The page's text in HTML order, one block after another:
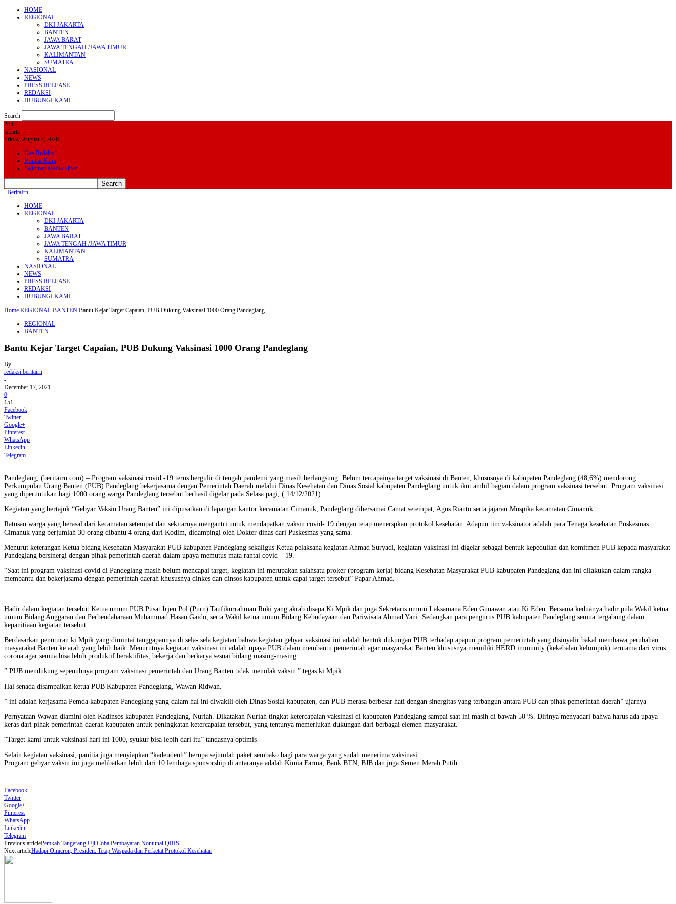
HOME
REGIONAL
DKI JAKARTA
BANTEN
JAWA BARAT
JAWA TENGAH /JAWA TIMUR
KALIMANTAN
SUMATRA
NASIONAL
NEWS
PRESS RELEASE
REDAKSI
HUBUNGI KAMI
Search
28 C
jakarta
Friday, August 7, 2026
Box Redaksi
Kontak Kami
Pedoman Media Siber
BeritaIrn
HOME
REGIONAL
DKI JAKARTA
BANTEN
JAWA BARAT
JAWA TENGAH /JAWA TIMUR
KALIMANTAN
SUMATRA
NASIONAL
NEWS
PRESS RELEASE
REDAKSI
HUBUNGI KAMI
Home REGIONAL BANTEN Bantu Kejar Target Capaian, PUB Dukung Vaksinasi 1000 Orang Pandeglang
REGIONAL
BANTEN
Bantu Kejar Target Capaian, PUB Dukung Vaksinasi 1000 Orang Pandeglang
By
redaksi beritairn
-
December 17, 2021
0
151
Facebook
Twitter
Google+
Pinterest
WhatsApp
Linkedin
Telegram
Pandeglang, (beritairn.com) – Program vaksinasi covid -19 terus bergulir di tengah pandemi yang masih berlangsung. Belum tercapainya target vaksinasi di Banten, khususnya di kabupaten Pandeglang (48,6%) mendorong
Perkumpulan Urang Banten (PUB) Pandeglang bekerjasama dengan Pemerintah Daerah melalui Dinas Kesehatan dan Dinas Sosial kabupaten Pandeglang untuk ikut ambil bagian dalam program vaksinasi tersebut. Program vaksinasi
yang diperuntukan bagi 1000 orang warga Pandeglang tersebut berhasil digelar pada Selasa pagi, ( 14/12/2021).
Kegiatan yang bertajuk “Gebyar Vaksin Urang Banten” ini dipusatkan di lapangan kantor kecamatan Cimanuk, Pandeglang dibersamai Camat setempat, Agus Rianto serta jajaran Muspika kecamatan Cimanuk.
Ratusan warga yang berasal dari kecamatan setempat dan sekitarnya mengantri untuk mendapatkan vaksin covid- 19 dengan tetap menerspkan protokol kesehatan. Adapun tim vaksinator adalah para Tenaga kesehatan Puskesmas
Cimanuk yang berjumlah 30 orang dibantu 4 orang dari Kodim, didampingi oleh Dokter dinas dari Puskesmas yang sama.
Menurut keterangan Ketua bidang Kesehatan Masyarakat PUB kabupaten Pandeglang sekaligus Ketua pelaksana kegiatan Ahmad Suryadi, kegiatan vaksinasi ini digelar sebagai bentuk kepedulian dan komitmen PUB kepada masyarakat
Pandeglang bersinergi dengan pihak pemerintah daerah dalam upaya memutus mata rantai covid – 19.
“Saat ini program vaksinasi covid di Pandeglang masih belum mencapai target, kegiatan ini merupakan salahsatu proker (program kerja) bidang Kesehatan Masyarakat PUB kabupaten Pandeglang dan ini dilakukan dalam rangka
membantu dan bekerjasama dengan pemerintah daerah khususnya dinkes dan dinsos kabupaten untuk capai target tersebut” Papar Ahmad.
Hadir dalam kegiatan tersebut Ketua umum PUB Pusat Irjen Pol (Purn) Taufikurrahman Ruki yang akrab disapa Ki Mpik dan juga Sekretaris umum Laksamana Eden Gunawan atau Ki Eden. Bersama keduanya hadir pula Wakil ketua
umum Bidang Anggaran dan Perbendaharaan Muhammad Hasan Gaido, serta Wakil ketua umum Bidang Kebudayaan dan Pariwisata Ahmad Yani. Sedangkan para pengurus PUB kabupaten Pandeglang semua tergabung dalam
kepanitiaan kegiatan tersebut.
Berdasarkan penuturan ki Mpik yang dimintai tanggapannya di sela- sela kegiatan bahwa kegiatan gebyar vaksinasi ini adalah bentuk dukungan PUB terhadap apapun program pemerintah yang disinyalir bakal membawa perubahan
masyarakat Banten ke arah yang lebih baik. Menurutnya kegiatan vaksinasi ini adalah upaya PUB dalam membantu pemerintah agar masyarakat Banten khususnya memiliki HERD immunity (kekebalan kelompok) terutama dari virus
corona agar semua bisa lebih produktif beraktifitas, bekerja dan berkarya sesuai bidang masing-masing.
” PUB mendukung sepenuhnya program vaksinasi pemerintah dan Urang Banten tidak menolak vaksin.” tegas ki Mpik.
Hal senada disampaikan ketua PUB Kabupaten Pandeglang, Wawan Ridwan.
” ini adalah kerjasama Pemda kabupaten Pandeglang yang dalam hal ini diwakili oleh Dinas Sosial kabupaten, dan PUB merasa berbesar hati dengan sinergitas yang terbangun antara PUB dan pihak pemerintah daerah” ujarnya
Pernyataan Wawan diamini oleh Kadinsos kabupaten Pandeglang, Nuriah. Dikatakan Nuriah tingkat ketercapaian vaksinasi di kabupaten Pandeglang sampai saat ini masih di bawah 50 %. Dirinya menyadari bahwa harus ada upaya
keras dari pihak pemerintah daerah kabupaten untuk peningkatan ketercapaian tersebut, yang tentunya memerlukan dukungan dari berbagai elemen masyarakat.
“Target kami untuk vaksinasi hari ini 1000, syukur bisa lebih dari itu” tandasnya optimis
Selain kegiatan vaksinasi, panitia juga menyiapkan “kadeudeuh” berupa sejumlah paket sembako bagi para warga yang sudah menerima vaksinasi.
Program gebyar vaksin ini juga melibatkan lebih dari 10 lembaga sponsorship di antaranya adalah Kimia Farma, Bank BTN, BJB dan juga Semen Merah Putih.
Facebook
Twitter
Google+
Pinterest
WhatsApp
Linkedin
Telegram
Previous articlePemkab Tangerang Uji Coba Pembayaran Nontunai QRIS
Next articleHadapi Omicron, Presiden: Tetap Waspada dan Perketat Protokol Kesehatan